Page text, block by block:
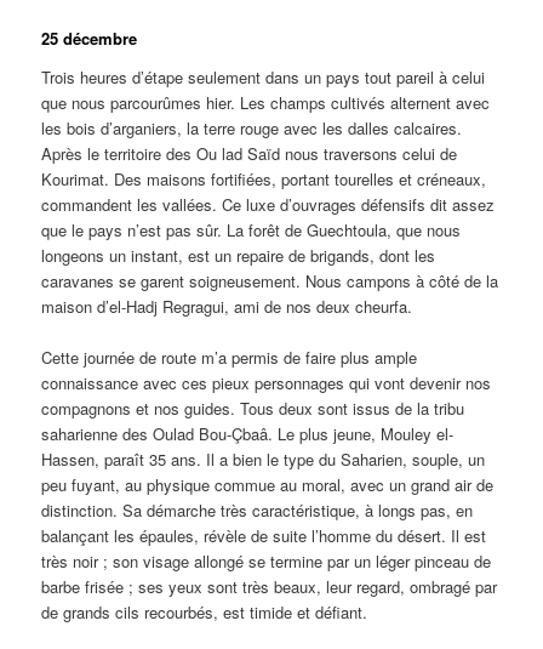
25 décembre
Trois heures d’étape seulement dans un pays tout pareil à celui
que nous parcourûmes hier. Les champs cultivés alternent avec
les bois d’arganiers, la terre rouge avec les dalles calcaires.
Après le territoire des Ou lad Saïd nous traversons celui de
Kourimat. Des maisons fortifiées, portant tourelles et créneaux,
commandent les vallées. Ce luxe d’ouvrages défensifs dit assez
que le pays n’est pas sûr. La forêt de Guechtoula, que nous
longeons un instant, est un repaire de brigands, dont les
caravanes se garent soigneusement. Nous campons à côté de la
maison d’el-Hadj Regragui, ami de nos deux cheurfa.
Cette journée de route m’a permis de faire plus ample
connaissance avec ces pieux personnages qui vont devenir nos
compagnons et nos guides. Tous deux sont issus de la tribu
saharienne des Oulad Bou-Çbaâ. Le plus jeune, Mouley el-
Hassen, paraît 35 ans. Il a bien le type du Saharien, souple, un
peu fuyant, au physique commue au moral, avec un grand air de
distinction. Sa démarche très caractéristique, à longs pas, en
balançant les épaules, révèle de suite l’homme du désert. Il est
très noir ; son visage allongé se termine par un léger pinceau de
barbe frisée ; ses yeux sont très beaux, leur regard, ombragé par
de grands cils recourbés, est timide et défiant.